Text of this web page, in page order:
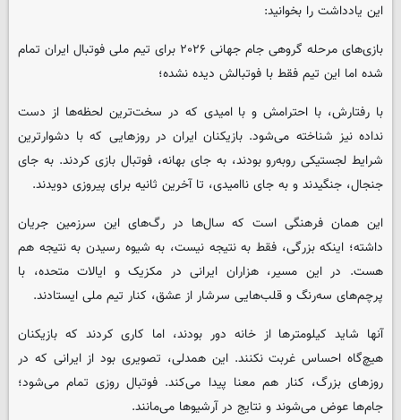
این یادداشت را بخوانید:
بازی‌های مرحله گروهی جام جهانی ۲۰۲۶ برای تیم ملی فوتبال ایران تمام
شده اما این تیم فقط با فوتبالش دیده نشده؛
با رفتارش، با احترامش و با امیدی که در سخت‌ترین لحظه‌ها از دست
نداده نیز شناخته می‌شود. بازیکنان ایران در روزهایی که با دشوارترین
شرایط لجستیکی روبه‌رو بودند، به جای بهانه، فوتبال بازی کردند. به جای
جنجال، جنگیدند و به جای ناامیدی، تا آخرین ثانیه برای پیروزی دویدند.
این همان فرهنگی است که سال‌ها در رگ‌های این سرزمین جریان
داشته؛ اینکه بزرگی، فقط به نتیجه نیست، به شیوه رسیدن به نتیجه هم
هست. در این مسیر، هزاران ایرانی در مکزیک و ایالات متحده، با
پرچم‌های سه‌رنگ و قلب‌هایی سرشار از عشق، کنار تیم ملی ایستادند.
آنها شاید کیلومترها از خانه دور بودند، اما کاری کردند که بازیکنان
هیچ‌گاه احساس غربت نکنند. این همدلی، تصویری بود از ایرانی که در
روزهای بزرگ، کنار هم معنا پیدا می‌کند. فوتبال روزی تمام می‌شود؛
جام‌ها عوض می‌شوند و نتایج در آرشیوها می‌مانند.